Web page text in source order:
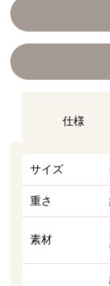
仕様
サイズ
重さ
素材